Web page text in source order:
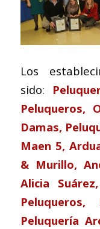
Los
sido:
Peluqueros,
Damas,
Maen 5,
& Murillo,
Alicia
Peluquería